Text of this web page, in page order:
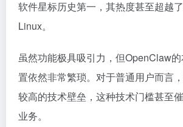
软件星标历史第一，其热度甚至超越
Linux。
虽然功能极具吸引力，但OpenClaw
置依然非常繁琐。对于普通用户而言
较高的技术壁垒，这种技术门槛甚至
业务。